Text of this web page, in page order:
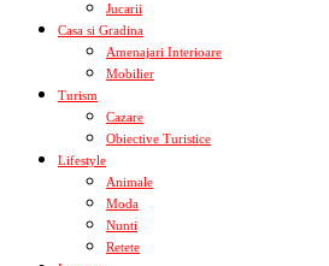
Jucarii
Casa si Gradina
Amenajari Interioare
Mobilier
Turism
Cazare
Obiective Turistice
Lifestyle
Animale
Moda
Nunti
Retete